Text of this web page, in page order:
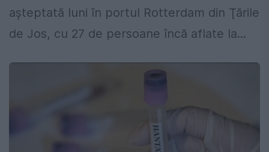
aşteptată luni în portul Rotterdam din Ţările
de Jos, cu 27 de persoane încă aflate la...